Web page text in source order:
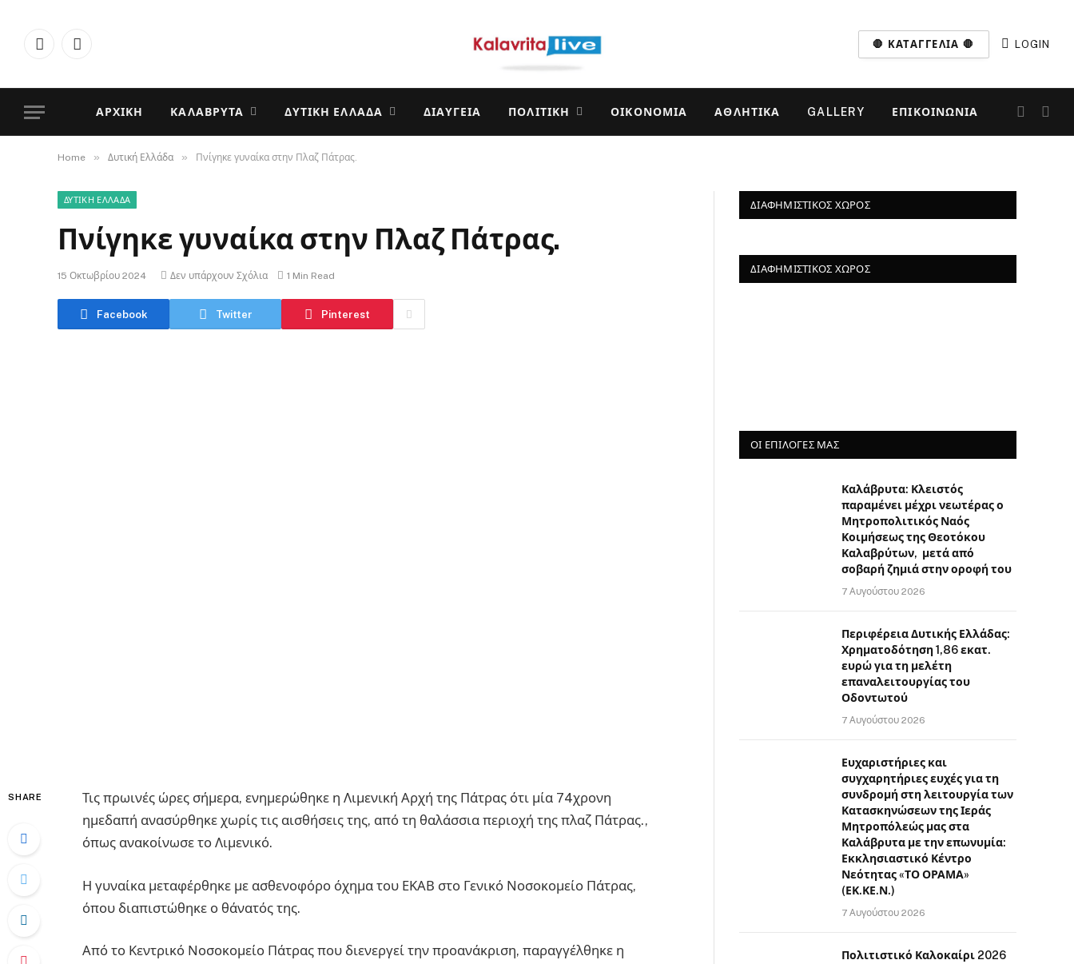
FacebookInstagram
🛑 ΚΑΤΑΓΓΕΛΊΑ 🛑 LOGIN
ΑΡΧΙΚΉ ΚΑΛΆΒΡΥΤΑ ΔΥΤΙΚΉ ΕΛΛΆΔΑ ΔΙΑΎΓΕΙΑ ΠΟΛΙΤΙΚΉ ΟΙΚΟΝΟΜΊΑ ΑΘΛΗΤΙΚΆ GALLERY ΕΠΙΚΟΙΝΩΝΊΑ
Home » Δυτική Ελλάδα » Πνίγηκε γυναίκα στην Πλαζ Πάτρας.
ΔΥΤΙΚΉ ΕΛΛΆΔΑ
Πνίγηκε γυναίκα στην Πλαζ Πάτρας.
15 Οκτωβρίου 2024 Δεν υπάρχουν Σχόλια 1 Min Read
Facebook Twitter Pinterest
SHARE
Τις πρωινές ώρες σήμερα, ενημερώθηκε η Λιμενική Αρχή της Πάτρας ότι μία 74χρονη
ημεδαπή ανασύρθηκε χωρίς τις αισθήσεις της, από τη θαλάσσια περιοχή της πλαζ Πάτρας.,
όπως ανακοίνωσε το Λιμενικό.
Η γυναίκα μεταφέρθηκε με ασθενοφόρο όχημα του ΕΚΑΒ στο Γενικό Νοσοκομείο Πάτρας,
όπου διαπιστώθηκε ο θάνατός της.
Από το Κεντρικό Νοσοκομείο Πάτρας που διενεργεί την προανάκριση, παραγγέλθηκε η
ΔΙΑΦΗΜΙΣΤΙΚΌΣ ΧΏΡΟΣ
ΔΙΑΦΗΜΙΣΤΙΚΌΣ ΧΏΡΟΣ
ΟΙ ΕΠΙΛΟΓΈΣ ΜΑΣ
Καλάβρυτα: Κλειστός
παραμένει μέχρι νεωτέρας ο
Μητροπολιτικός Ναός
Κοιμήσεως της Θεοτόκου
Καλαβρύτων, μετά από
σοβαρή ζημιά στην οροφή του
7 Αυγούστου 2026
Περιφέρεια Δυτικής Ελλάδας:
Χρηματοδότηση 1,86 εκατ.
ευρώ για τη μελέτη
επαναλειτουργίας του
Οδοντωτού
7 Αυγούστου 2026
Ευχαριστήριες και
συγχαρητήριες ευχές για τη
συνδρομή στη λειτουργία των
Κατασκηνώσεων της Ιεράς
Μητροπόλεώς μας στα
Καλάβρυτα με την επωνυμία:
Εκκλησιαστικό Κέντρο
Νεότητας «ΤΟ ΟΡΑΜΑ»
(ΕΚ.ΚΕ.Ν.)
7 Αυγούστου 2026
Πολιτιστικό Καλοκαίρι 2026